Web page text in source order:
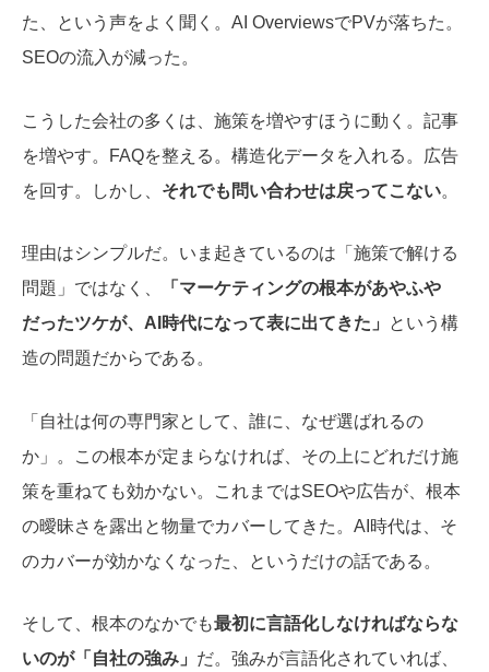
た、という声をよく聞く。AI OverviewsでPVが落ちた。
SEOの流入が減った。
こうした会社の多くは、施策を増やすほうに動く。記事
を増やす。FAQを整える。構造化データを入れる。広告
を回す。しかし、 それでも問い合わせは戻ってこない。
理由はシンプルだ。いま起きているのは「施策で解ける
問題」ではなく、
「マーケティングの根本があやふや
だったツケが、AI時代になって表に出てきた」
という構
造の問題だからである。
「自社は何の専門家として、誰に、なぜ選ばれるの
か」
。この根本が定まらなければ、その上にどれだけ施
策を重ねても効かない。これまではSEOや広告が、根本
の曖昧さを露出と物量でカバーしてきた。AI時代は、そ
のカバーが効かなくなった、というだけの話である。
そして、根本のなかでも最初に言語化しなければならな
いのが「自社の強み」 だ。強みが言語化されていれば、